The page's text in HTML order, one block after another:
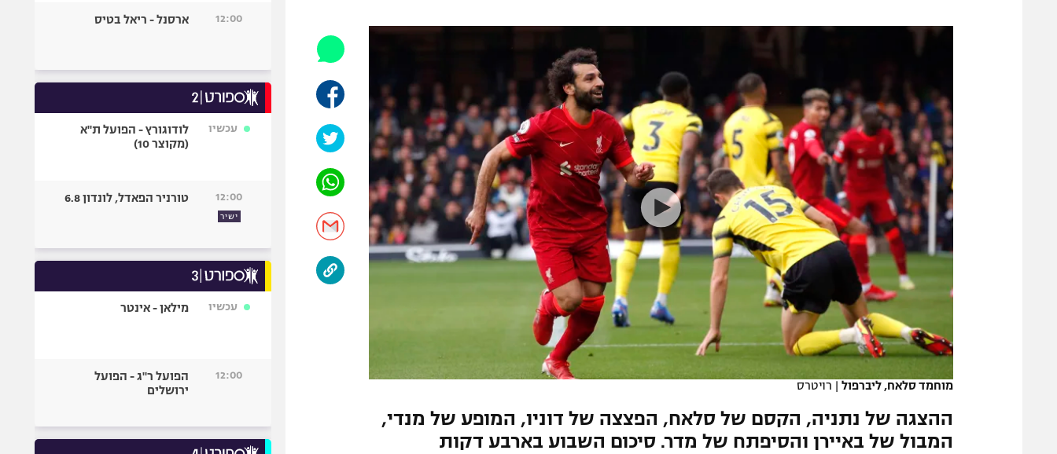
תקנון משתתפים וזוכים בפרסים
תקנון עבור פעילות אלקטרה
תקנון עבור פעילות ספורט 1 – "מרלן"
טניס
גיימינג E-Sports
תנאי שימוש
מדיניות פרטיות
תקנון פעילות ספורט 1
רשיון להקרנה פומבית לבית עסק
הצטרפות לחבילת הערוצים
לוח דרושים – ג'ובנט
המגזין
הפועל תל אביב
הפועל באר שבע
מכבי נתניה
בני יהודה
ליגה סינית
ליגה ברזילאית
ליגות נוספות
אופניים
כדורמים
פוטבול אמריקאי NFL
בייסבול MLB
ספורט אתגרי
מוחמד סלאח, ליברפול | רויטרס
ההצגה של נתניה, הקסם של סלאח, הפצצה של דוניו, המופע של מנדי,
המבול של באיירן והסיפתח של מדר. סיכום השבוע בארבע דקות
12:00 ארסנל - ריאל בטיס
עכשיו
לודוגורץ - הפועל ת"א
(מקוצר 10)
12:00
ישיר
טורניר הפאדל, לונדון 6.8
עכשיו מילאן - אינטר
12:00
הפועל ר"ג - הפועל
ירושלים